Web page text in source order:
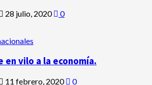
28 julio, 2020 0
en vilo a la economía.
11 febrero, 2020 0